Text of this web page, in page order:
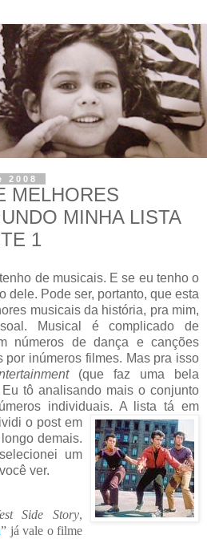
2008
MELHORES
MINHA LISTA
1
de musicais. E se eu tenho o
dele. Pode ser, portanto, que esta
musicais da história, pra mim,
Musical é complicado de
números de dança e canções
por inúmeros filmes. Mas pra isso
(que faz uma bela
tô analisando mais o conjunto
individuais. A lista tá em
o post em
demais.
um
ver.
Side Story,
” já vale o filme